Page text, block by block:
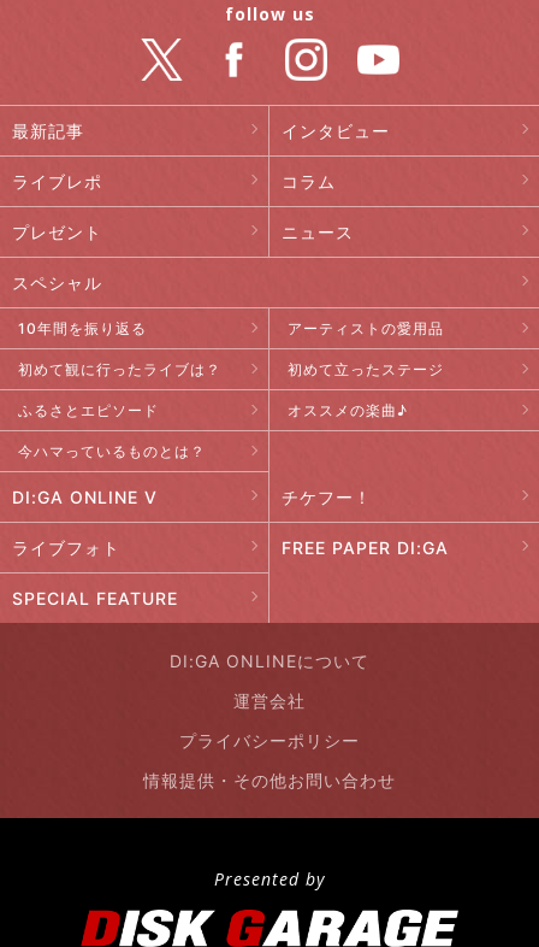
最新記事 インタビュー
ライブレポ コラム
プレゼント ニュース
スペシャル
10年間を振り返る アーティストの愛用品
初めて観に行ったライブは？ 初めて立ったステージ
ふるさとエピソード オススメの楽曲♪
今ハマっているものとは？
DI:GA ONLINE V チケフー！
ライブフォト FREE PAPER DI:GA
SPECIAL FEATURE
follow us
DI:GA ONLINEについて
運営会社
プライバシーポリシー
情報提供・その他お問い合わせ
Presented by